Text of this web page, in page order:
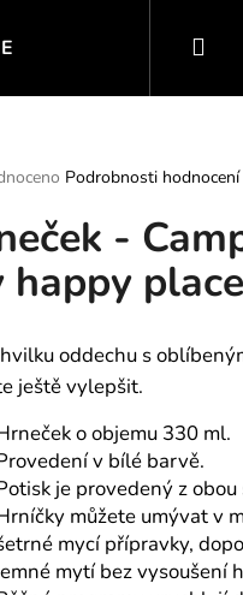
VTIPNÉ MOTIVY
Podrobnosti hodnocení
-
happy place
oddechu s
ještě vylepšit.
o objemu 330 ml.
v bílé barvě.
je provedený z obou
můžete umývat v
mycí přípravky,
mytí bez vysoušení